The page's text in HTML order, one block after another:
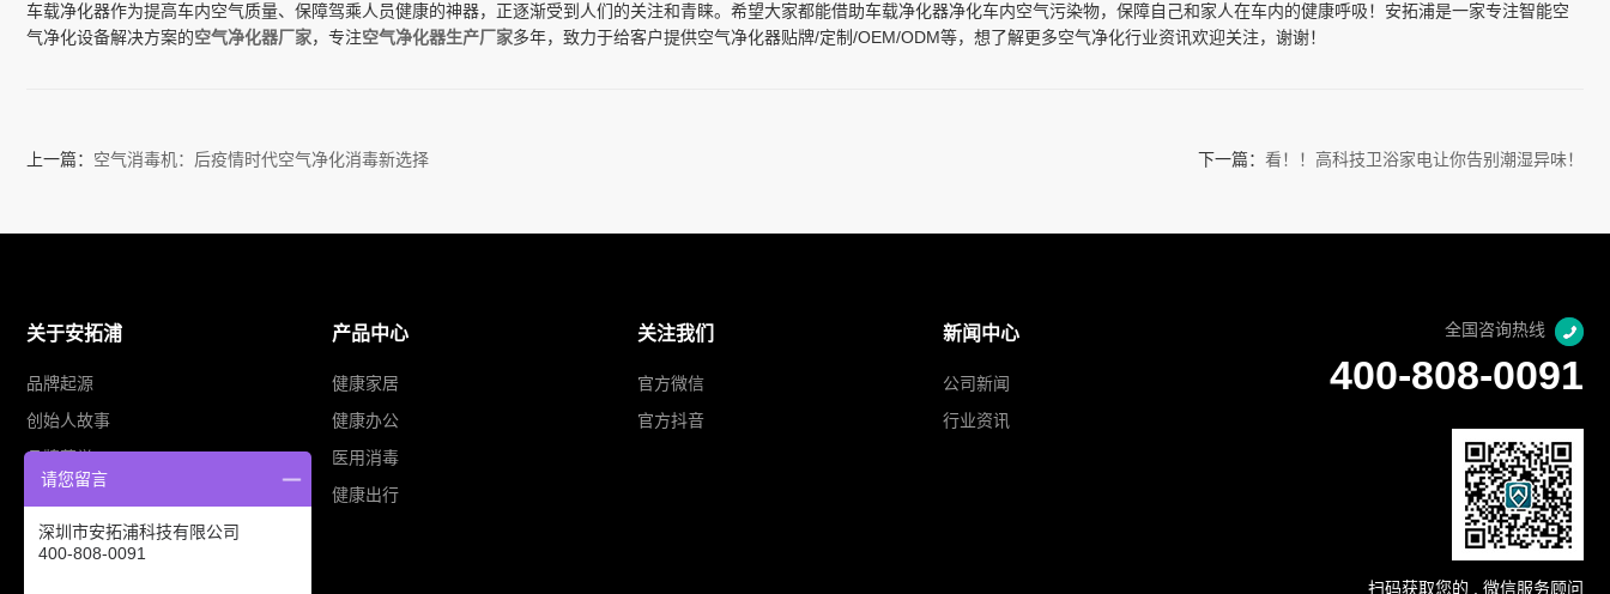
车载净化器作为提高车内空气质量、保障驾乘人员健康的神器，正逐渐受到人们的关注和青睐。希望大家都能借助车载净化器净化车内空气污染物，保障自己和家人在车内的健康呼吸！安拓浦是一家专注智能空
气净化设备解决方案的空气净化器厂家，专注空气净化器生产厂家多年，致力于给客户提供空气净化器贴牌/定制/OEM/ODM等，想了解更多空气净化行业资讯欢迎关注，谢谢！
上一篇： 空气消毒机：后疫情时代空气净化消毒新选择 下一篇： 看！！高科技卫浴家电让你告别潮湿异味！
关于安拓浦
品牌起源
创始人故事
产品中心
健康家居
健康办公
医用消毒
健康出行
关注我们
官方微信
官方抖音
新闻中心
公司新闻
行业资讯
全国咨询热线
400-808-0091
扫码获取您的 , 微信服务顾问
请您留言
深圳市安拓浦科技有限公司
400-808-0091